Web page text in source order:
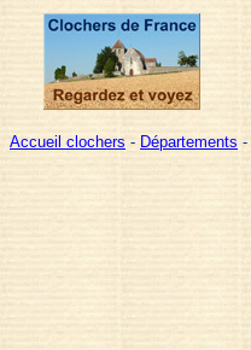
Accueil clochers - Départements -